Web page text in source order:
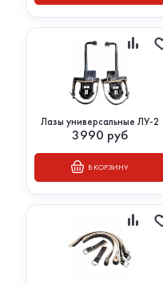
Лазы универсальные ЛУ-2
3990 руб
В КОРЗИНУ